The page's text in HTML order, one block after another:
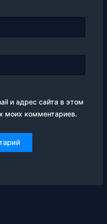
и адрес сайта в этом
моих комментариев.